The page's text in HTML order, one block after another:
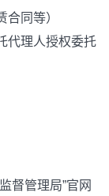
同等）
代理人授权委托
管理局”官网